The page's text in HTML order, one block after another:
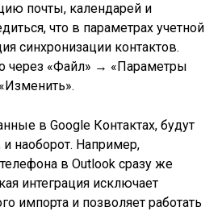
почты, календарей и
что в параметрах учетной
синхронизации контактов.
через «Файл» → «Параметры
в Google Контактах, будут
и наоборот. Например,
в Outlook сразу же
интеграция исключает
импорта и позволяет работать